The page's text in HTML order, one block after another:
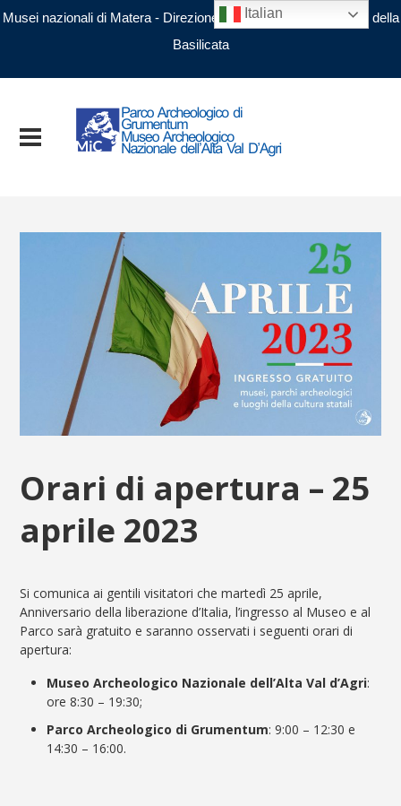
Musei nazionali di Matera - Direzione regionale Musei nazionali della
Basilicata
Orari di apertura – 25
aprile 2023
Si comunica ai gentili visitatori che martedì 25 aprile,
Anniversario della liberazione d’Italia, l’ingresso al Museo e al
Parco sarà gratuito e saranno osservati i seguenti orari di
apertura:
Museo Archeologico Nazionale dell’Alta Val d’Agri:
ore 8:30 – 19:30;
Parco Archeologico di Grumentum: 9:00 – 12:30 e
14:30 – 16:00.
Italian